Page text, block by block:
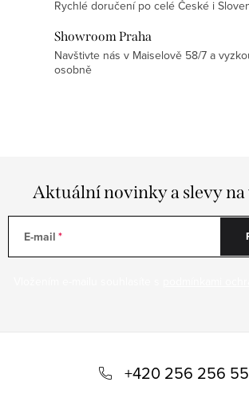
Rychlé doručení po celé České i
Showroom Praha
Navštivte nás v Maiselově 58/7 a
osobně
Aktuální novinky a slevy na
E-mail
+420 256 256